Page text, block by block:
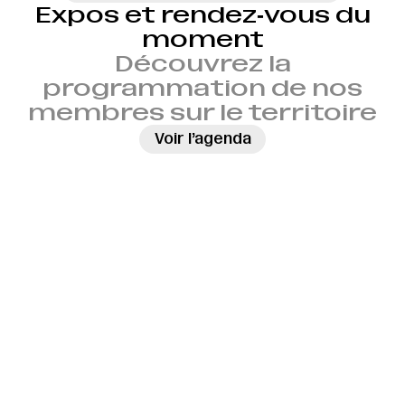
Expos et rendez‑vous du
moment
Découvrez la
programmation de nos
membres sur le territoire
Voir l’agenda